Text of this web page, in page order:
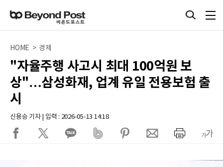
HOME > 경제
"자율주행 사고시 최대 100억원 보
상"…삼성화재, 업계 유일 전용보험 출
시
신용승 기자 | 입력 : 2026-05-13 14:18